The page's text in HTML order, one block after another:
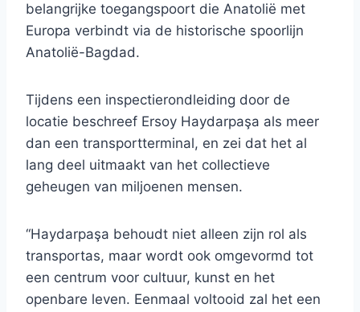
belangrijke toegangspoort die Anatolië met
Europa verbindt via de historische spoorlijn
Anatolië-Bagdad.
Tijdens een inspectierondleiding door de
locatie beschreef Ersoy Haydarpaşa als meer
dan een transportterminal, en zei dat het al
lang deel uitmaakt van het collectieve
geheugen van miljoenen mensen.
“Haydarpaşa behoudt niet alleen zijn rol als
transportas, maar wordt ook omgevormd tot
een centrum voor cultuur, kunst en het
openbare leven. Eenmaal voltooid zal het een